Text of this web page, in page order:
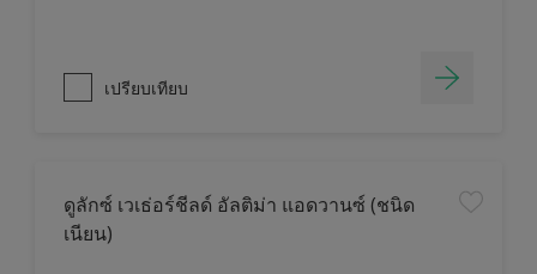
เปรียบเทียบ
ดูลักซ์ เวเธ่อร์ชีลด์ อัลติม่า แอดวานซ์ (ชนิด
เนียน)